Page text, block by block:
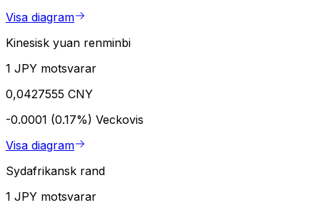
Visa diagram
Kinesisk yuan renminbi
1 JPY motsvarar
0,0427555 CNY
-0.0001 (0.17%) Veckovis
Visa diagram
Sydafrikansk rand
1 JPY motsvarar